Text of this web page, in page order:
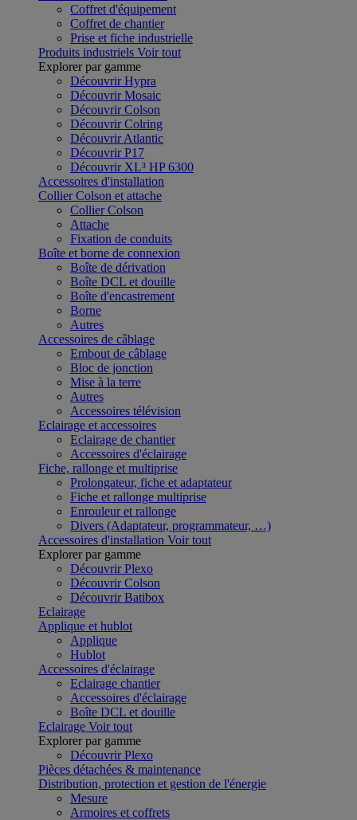
Coffret d'équipement
Coffret de chantier
Prise et fiche industrielle
Produits industriels Voir tout
Explorer par gamme
Découvrir Hypra
Découvrir Mosaic
Découvrir Colson
Découvrir Colring
Découvrir Atlantic
Découvrir P17
Découvrir XL³ HP 6300
Accessoires d'installation
Collier Colson et attache
Collier Colson
Attache
Fixation de conduits
Boîte et borne de connexion
Boîte de dérivation
Boîte DCL et douille
Boîte d'encastrement
Borne
Autres
Accessoires de câblage
Embout de câblage
Bloc de jonction
Mise à la terre
Autres
Accessoires télévision
Eclairage et accessoires
Eclairage de chantier
Accessoires d'éclairage
Fiche, rallonge et multiprise
Prolongateur, fiche et adaptateur
Fiche et rallonge multiprise
Enrouleur et rallonge
Divers (Adaptateur, programmateur, …)
Accessoires d'installation Voir tout
Explorer par gamme
Découvrir Plexo
Découvrir Colson
Découvrir Batibox
Eclairage
Applique et hublot
Applique
Hublot
Accessoires d'éclairage
Eclairage chantier
Accessoires d'éclairage
Boîte DCL et douille
Eclairage Voir tout
Explorer par gamme
Découvrir Plexo
Pièces détachées & maintenance
Distribution, protection et gestion de l'énergie
Mesure
Armoires et coffrets